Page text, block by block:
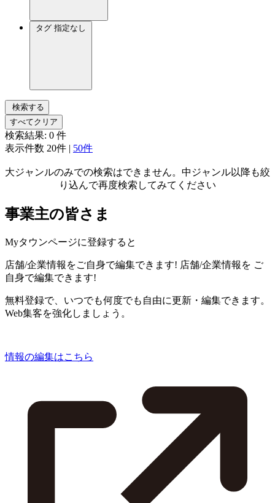
タグ 指定なし
検索する
すべてクリア
検索結果: 0 件
表示件数 20件 | 50件
大ジャンルのみでの検索はできません。中ジャンル以降も絞
り込んで再度検索してみてください
事業主の皆さま
Myタウンページに登録すると
店舗/企業情報をご自身で編集できます! 店舗/企業情報を ご
自身で編集できます!
無料登録で、いつでも何度でも自由に更新・編集できます。
Web集客を強化しましょう。
情報の編集はこちら